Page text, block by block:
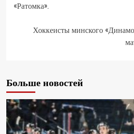
«Ратомка».
Хоккеисты минского
Больше новостей